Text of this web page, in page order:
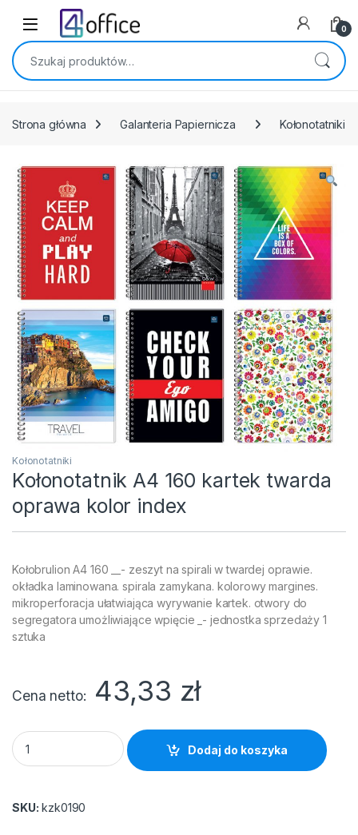
Skip to navigation
Skip to content
0
Szukaj:
Strona główna Galanteria Papiernicza Kołonotatniki
Kołonotatniki
Kołonotatnik A4 160 kartek twarda
oprawa kolor index
Kołobrulion A4 160 __- zeszyt na spirali w twardej oprawie.
okładka laminowana. spirala zamykana. kolorowy margines.
mikroperforacja ułatwiająca wyrywanie kartek. otwory do
segregatora umożliwiające wpięcie _- jednostka sprzedaży 1
sztuka
Cena netto 43,33 zł
Kołonotatnik A4 160 kartek twarda oprawa kolor index
Dodaj do koszyka
SKU: kzk0190